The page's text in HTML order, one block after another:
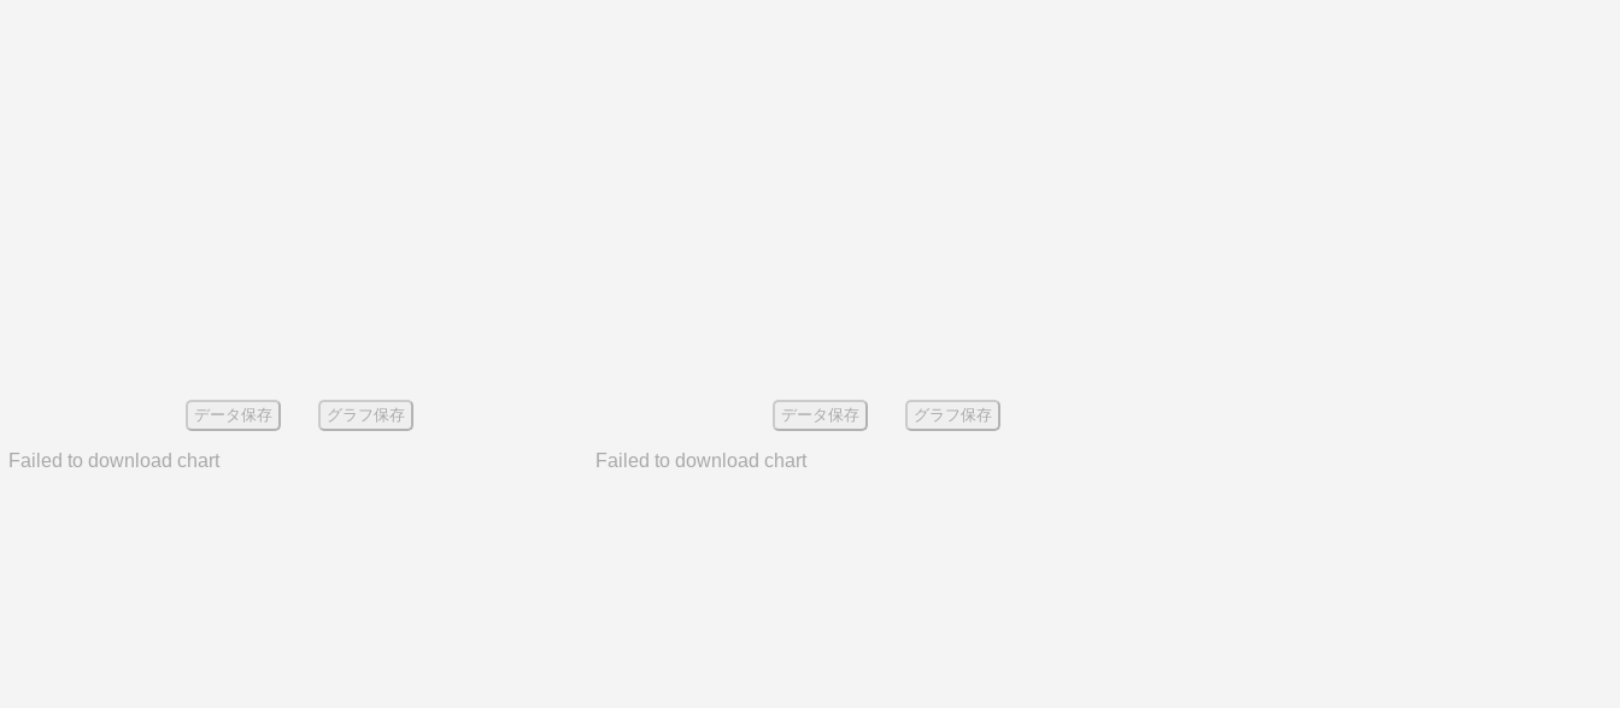
データ保存 グラフ保存 データ保存 グラフ保存
Failed to download chart Failed to download chart